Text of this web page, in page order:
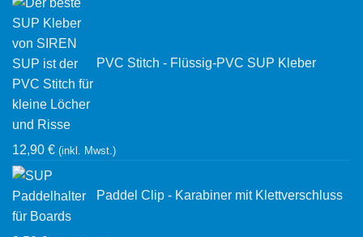
PVC Stitch - Flüssig-PVC SUP Kleber
12,90 € (inkl. Mwst.)
Paddel Clip - Karabiner mit Klettverschluss